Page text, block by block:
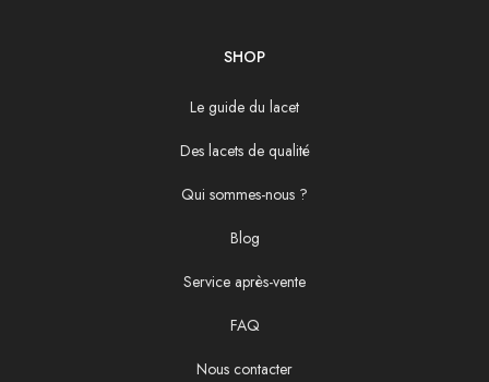
SHOP
Le guide du lacet
Des lacets de qualité
Qui sommes-nous ?
Blog
Service après-vente
FAQ
Nous contacter